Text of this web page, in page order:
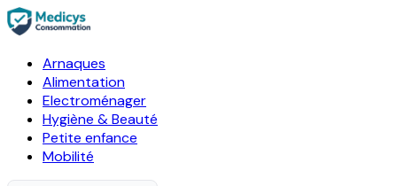
Arnaques
Alimentation
Electroménager
Hygiène & Beauté
Petite enfance
Mobilité